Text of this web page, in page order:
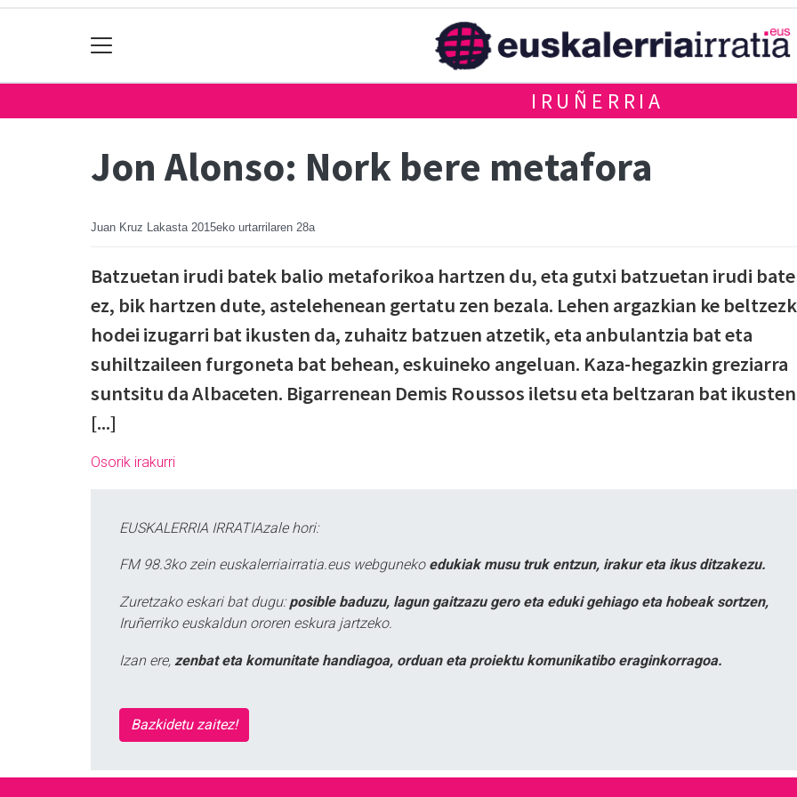
IRUÑERRIA
Jon Alonso: Nork bere metafora
Juan Kruz Lakasta 2015eko urtarrilaren 28a
Batzuetan irudi batek balio metaforikoa hartzen du, eta gutxi batzuetan irudi
ez, bik hartzen dute, astelehenean gertatu zen bezala. Lehen argazkian ke
hodei izugarri bat ikusten da, zuhaitz batzuen atzetik, eta anbulantzia bat eta
suhiltzaileen furgoneta bat behean, eskuineko angeluan. Kaza-hegazkin greziarra
suntsitu da Albaceten. Bigarrenean Demis Roussos iletsu eta beltzaran bat ikusten
[...]
Osorik irakurri
EUSKALERRIA IRRATIAzale hori:
FM 98.3ko zein euskalerriairratia.eus webguneko edukiak musu truk entzun, irakur eta ikus ditzakezu.
Zuretzako eskari bat dugu: posible baduzu, lagun gaitzazu gero eta eduki gehiago eta hobeak sortzen,
Iruñerriko euskaldun ororen eskura jartzeko.
Izan ere, zenbat eta komunitate handiagoa, orduan eta proiektu komunikatibo eraginkorragoa.
Bazkidetu zaitez!